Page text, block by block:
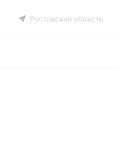
Ростовская область